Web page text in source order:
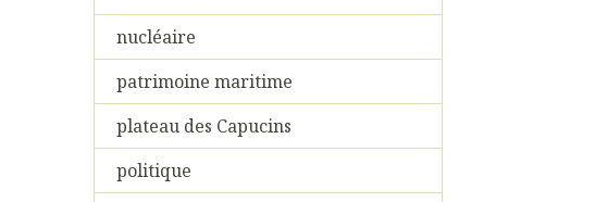
nucléaire
patrimoine maritime
plateau des Capucins
politique